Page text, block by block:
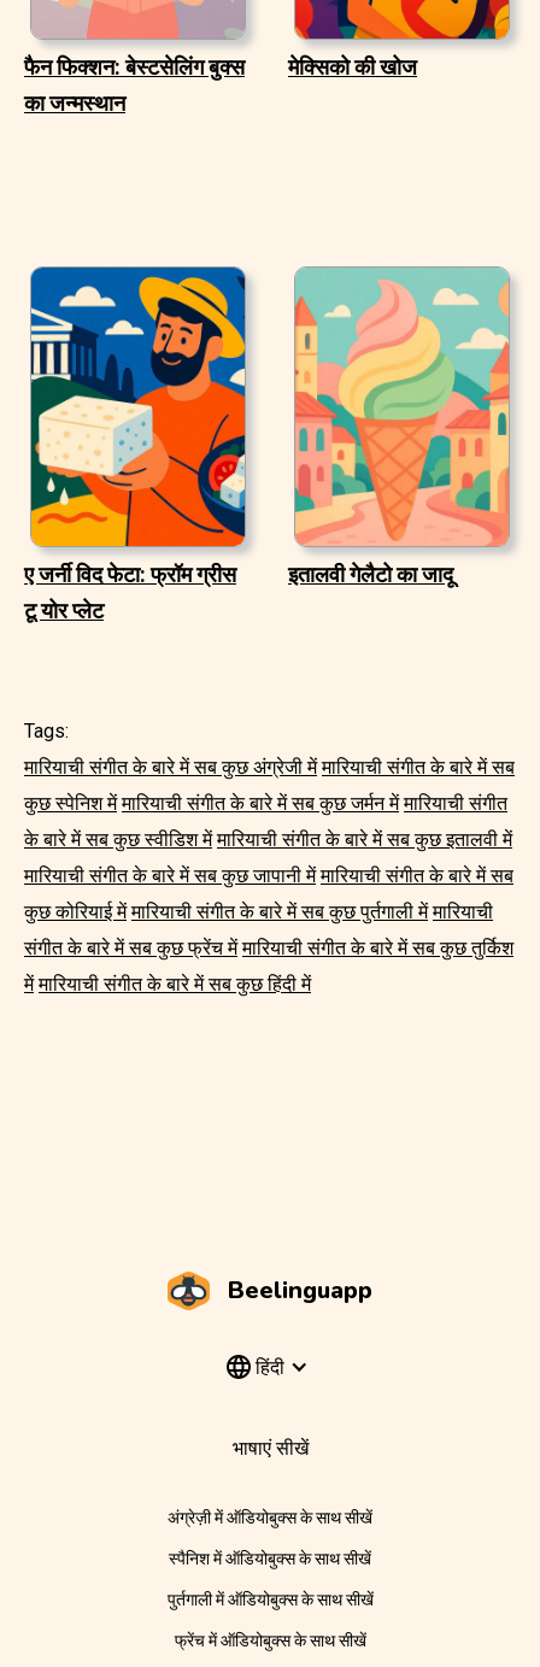
फैन फिक्शन: बेस्टसेलिंग बुक्स
का जन्मस्थान
मेक्सिको की खोज
ए जर्नी विद फेटा: फ्रॉम ग्रीस
टू योर प्लेट
इतालवी गेलैटो का जादू
Tags:
मारियाची संगीत के बारे में सब कुछ अंग्रेजी में मारियाची संगीत के बारे में सब
कुछ स्पेनिश में मारियाची संगीत के बारे में सब कुछ जर्मन में मारियाची संगीत
के बारे में सब कुछ स्वीडिश में मारियाची संगीत के बारे में सब कुछ इतालवी में
मारियाची संगीत के बारे में सब कुछ जापानी में मारियाची संगीत के बारे में सब
कुछ कोरियाई में मारियाची संगीत के बारे में सब कुछ पुर्तगाली में मारियाची
संगीत के बारे में सब कुछ फ्रेंच में मारियाची संगीत के बारे में सब कुछ तुर्किश
में मारियाची संगीत के बारे में सब कुछ हिंदी में
Beelinguapp
हिंदी
भाषाएं सीखें
अंग्रेज़ी में ऑडियोबुक्स के साथ सीखें
स्पैनिश में ऑडियोबुक्स के साथ सीखें
पुर्तगाली में ऑडियोबुक्स के साथ सीखें
फ्रेंच में ऑडियोबुक्स के साथ सीखें